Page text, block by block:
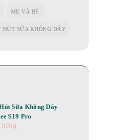
MẸ VÀ BÉ
HÚT SỮA KHÔNG DÂY
Sữa Không Dây
S19 Pro
₫